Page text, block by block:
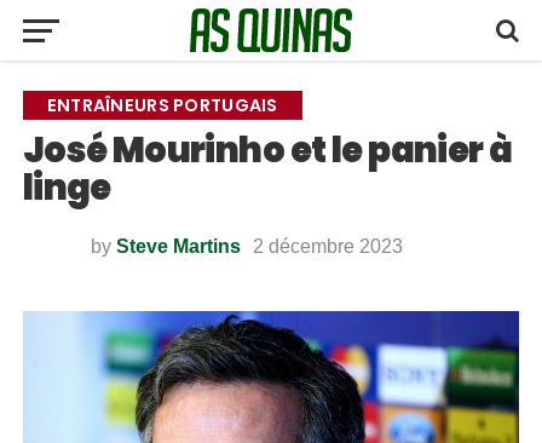
ENTRAÎNEURS PORTUGAIS
José Mourinho et le panier à
linge
by Steve Martins 2 décembre 2023